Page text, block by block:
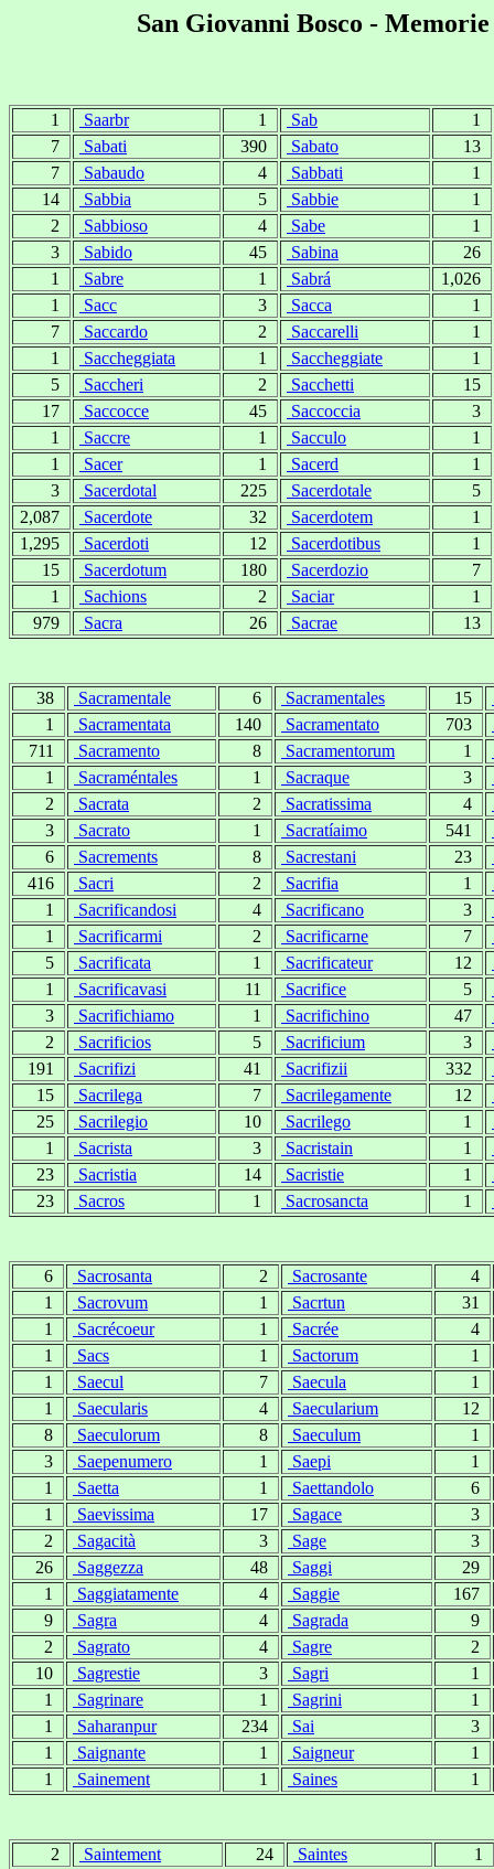
San Giovanni Bosco -
1 Saarbr 1 Sab
1
7
Sabati 390 Sabato
13
7
Sabaudo 4 Sabbati
1
14
Sabbia 5 Sabbie
1
2
Sabbioso 4 Sabe
1
3
Sabido 45 Sabina
26
1
Sabre 1 Sabrá
1,026
1
Sacc 3 Sacca
1
7
Saccardo 2 Saccarelli
1
1
Saccheggiata 1 Saccheggiate
1
5
Saccheri 2 Sacchetti
15
17
Saccocce 45 Saccoccia
3
1
Saccre 1 Sacculo
1
1
Sacer 1 Sacerd
1
3
Sacerdotal 225 Sacerdotale
5
2,087
Sacerdote 32 Sacerdotem
1
1,295
Sacerdoti 12 Sacerdotibus
1
15
Sacerdotum 180 Sacerdozio
7
1
Sachions 2 Saciar
1
979
Sacra 26 Sacrae 13
38 Sacramentale 6 Sacramentales 15
1
Sacramentata 140 Sacramentato 703
711
Sacramento 8 Sacramentorum 1
1
Sacraméntales 1 Sacraque 3
2
Sacrata 2 Sacratissima 4
3
Sacrato 1 Sacratíaimo 541
6
Sacrements 8 Sacrestani 23
416
Sacri 2 Sacrifia 1
1
Sacrificandosi 4 Sacrificano 3
1
Sacrificarmi 2 Sacrificarne 7
5
Sacrificata 1 Sacrificateur 12
1
Sacrificavasi 11 Sacrifice 5
3
Sacrifichiamo 1 Sacrifichino 47
2
Sacrificios 5 Sacrificium 3
191
Sacrifizi 41 Sacrifizii 332
15
Sacrilega 7 Sacrilegamente 12
25
Sacrilegio 10 Sacrilego 1
1
Sacrista 3 Sacristain 1
23
Sacristia 14 Sacristie 1
23
Sacros 1 Sacrosancta 1
6 Sacrosanta 2 Sacrosante
4
1
Sacrovum 1 Sacrtun
31
1
Sacrécoeur 1 Sacrée
4
1
Sacs 1 Sactorum
1
1
Saecul 7 Saecula
1
1
Saecularis 4 Saecularium
12
8
Saeculorum 8 Saeculum
1
3
Saepenumero 1 Saepi
1
1
Saetta 1 Saettandolo
6
1
Saevissima 17 Sagace
3
2
Sagacità 3 Sage
3
26
Saggezza 48 Saggi
29
1
Saggiatamente 4 Saggie
167
9
Sagra 4 Sagrada
9
2
Sagrato 4 Sagre
2
10
Sagrestie 3 Sagri
1
1
Sagrinare 1 Sagrini
1
1
Saharanpur 234 Sai
3
1
Saignante 1 Saigneur
1
1
Sainement 1 Saines 1
2 Saintement 24 Saintes
1